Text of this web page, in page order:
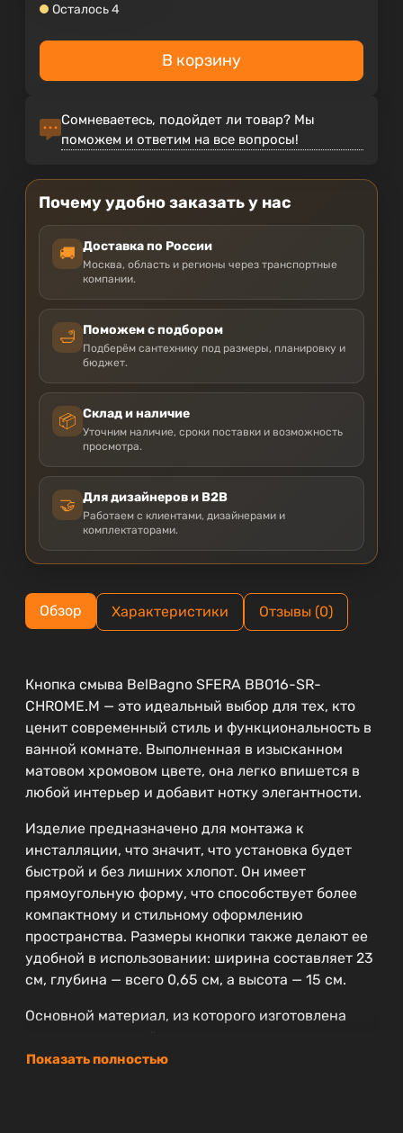
Осталось 4
В корзину
Сомневаетесь, подойдет ли товар? Мы
поможем и ответим на все вопросы!
Почему удобно заказать у нас
🚚 Доставка по России
Москва, область и регионы через транспортные
компании.
🛁 Поможем с подбором
Подберём сантехнику под размеры, планировку и
бюджет.
📦 Склад и наличие
Уточним наличие, сроки поставки и возможность
просмотра.
🤝 Для дизайнеров и B2B
Работаем с клиентами, дизайнерами и
комплектаторами.
Обзор Характеристики Отзывы (0)
Кнопка смыва BelBagno SFERA BB016-SR-
CHROME.M — это идеальный выбор для тех, кто
ценит современный стиль и функциональность в
ванной комнате. Выполненная в изысканном
матовом хромовом цвете, она легко впишется в
любой интерьер и добавит нотку элегантности.
Изделие предназначено для монтажа к
инсталляции, что значит, что установка будет
быстрой и без лишних хлопот. Он имеет
прямоугольную форму, что способствует более
компактному и стильному оформлению
пространства. Размеры кнопки также делают ее
удобной в использовании: ширина составляет 23
см, глубина — всего 0,65 см, а высота — 15 см.
Основной материал, из которого изготовлена
долговечность и надежность в эксплуатации.
Показать полностью